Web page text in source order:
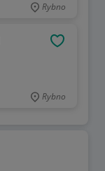
Rybno
Rybno